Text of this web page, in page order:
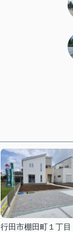
行田市棚田町１丁目